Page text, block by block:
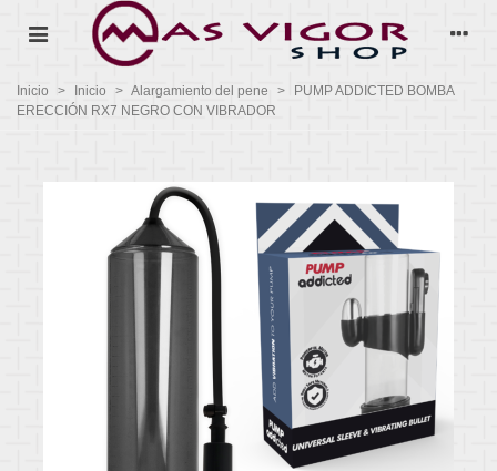
Inicio > Inicio > Alargamiento del pene >
PUMP ADDICTED BOMBA
ERECCIÓN RX7 NEGRO CON VIBRADOR